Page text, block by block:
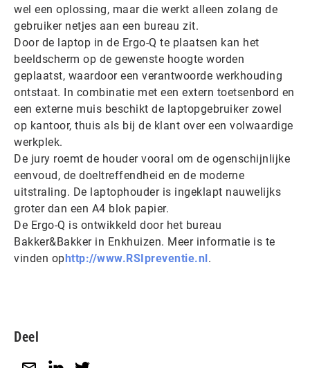
wel een oplossing, maar die werkt alleen zolang de
gebruiker netjes aan een bureau zit.
Door de laptop in de Ergo-Q te plaatsen kan het
beeldscherm op de gewenste hoogte worden
geplaatst, waardoor een verantwoorde werkhouding
ontstaat. In combinatie met een extern toetsenbord en
een externe muis beschikt de laptopgebruiker zowel
op kantoor, thuis als bij de klant over een volwaardige
werkplek.
De jury roemt de houder vooral om de ogenschijnlijke
eenvoud, de doeltreffendheid en de moderne
uitstraling. De laptophouder is ingeklapt nauwelijks
groter dan een A4 blok papier.
De Ergo-Q is ontwikkeld door het bureau
Bakker&Bakker in Enkhuizen. Meer informatie is te
vinden ophttp://www.RSIpreventie.nl.
Deel